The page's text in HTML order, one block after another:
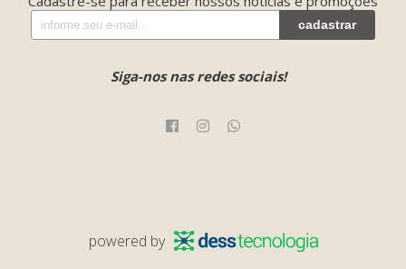
cadastrar
Siga-nos nas redes sociais!
powered by